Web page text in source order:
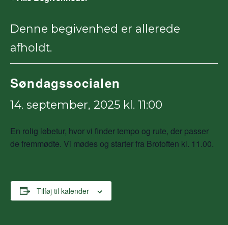
Denne begivenhed er allerede
afholdt.
Søndagssocialen
14. september, 2025 kl. 11:00
En rolig løbetur, hvor vi finder tempo og rute, der passer
de fremmødte. Vi mødes og starter fra Brotoften kl. 11.00.
Tilføj til kalender